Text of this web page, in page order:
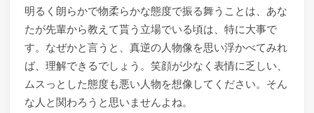
明るく朗らかで物柔らかな態度で振る舞うことは、あな
たが先輩から教えて貰う立場でいる頃は、特に大事で
す。なぜかと言うと、真逆の人物像を思い浮かべてみれ
ば、理解できるでしょう。笑顔が少なく表情に乏しい、
ムスっとした態度も悪い人物を想像してください。そん
な人と関わろうと思いませんよね。